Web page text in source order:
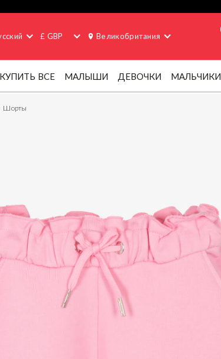
£ GBP Великобритания
КУПИТЬ ВСЕ МАЛЫШИ ДЕВОЧКИ МАЛЬЧИКИ
Шорты